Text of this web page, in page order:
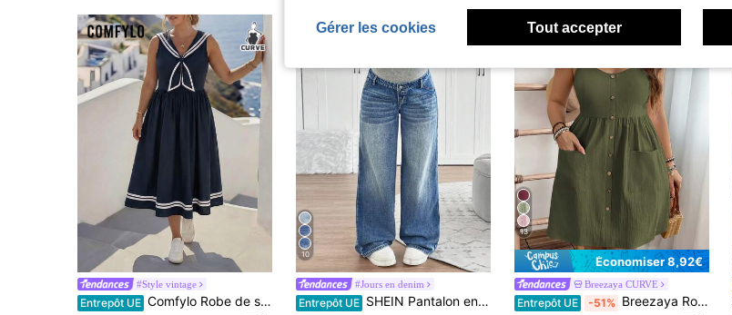
#Style vintage
Entrepôt UE Comfylo Robe de soirée décontracté à col marin et froncée pour femmes grandes tailles
10
#Jours en denim
Entrepôt UE SHEIN Pantalon en jean de maternité droit ample avec support tricotéà la taille, en jean bleu rétro
13
Économiser 8,92€
Breezaya CURVE
Entrepôt UE -51% Breezaya Robe d'été en coton texturé à poches et avec des bretelles, longueur genoux, pour le quotidien, pour grande taille
Gérer les cookies Tout accepter